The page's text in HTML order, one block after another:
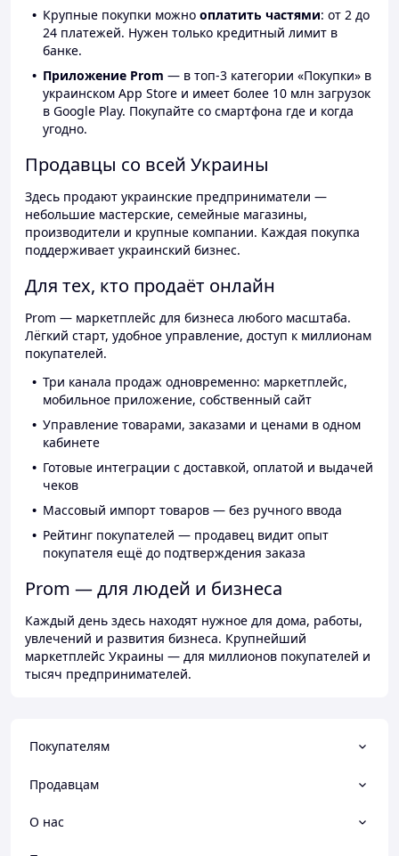
Крупные покупки можно оплатить частями: от 2 до
24 платежей. Нужен только кредитный лимит в
банке.
Приложение Prom — в топ-3 категории «Покупки» в
украинском App Store и имеет более 10 млн загрузок
в Google Play. Покупайте со смартфона где и когда
угодно.
Продавцы со всей Украины
Здесь продают украинские предприниматели —
небольшие мастерские, семейные магазины,
производители и крупные компании. Каждая покупка
поддерживает украинский бизнес.
Для тех, кто продаёт онлайн
Prom — маркетплейс для бизнеса любого масштаба.
Лёгкий старт, удобное управление, доступ к миллионам
покупателей.
Три канала продаж одновременно: маркетплейс,
мобильное приложение, собственный сайт
Управление товарами, заказами и ценами в одном
кабинете
Готовые интеграции с доставкой, оплатой и выдачей
чеков
Массовый импорт товаров — без ручного ввода
Рейтинг покупателей — продавец видит опыт
покупателя ещё до подтверждения заказа
Prom — для людей и бизнеса
Каждый день здесь находят нужное для дома, работы,
увлечений и развития бизнеса. Крупнейший
маркетплейс Украины — для миллионов покупателей и
тысяч предпринимателей.
Покупателям
Продавцам
О нас